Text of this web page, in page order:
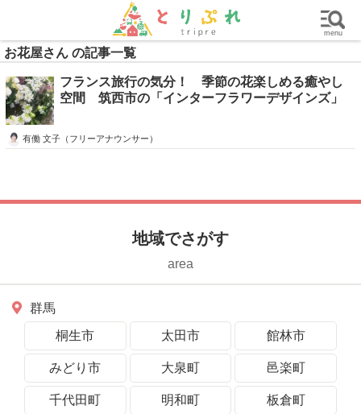
茨城 グルメ 買い物 子育て
お花屋さん の記事一覧
フランス旅行の気分！ 季節の花楽しめる癒やし
空間 筑西市の「インターフラワーデザインズ」
有働 文子（フリーアナウンサー）
地域でさがす
area
群馬
桐生市
太田市 館林市
みどり市 大泉町 邑楽町
千代田町 明和町 板倉町
menu